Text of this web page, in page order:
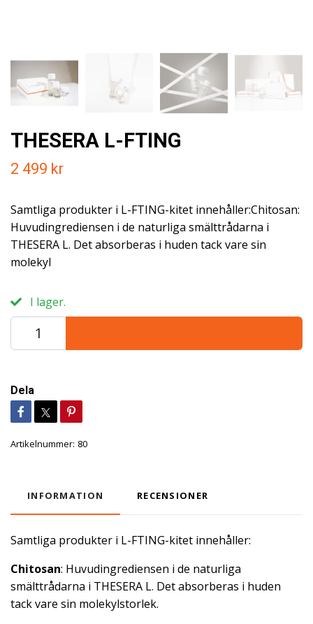
THESERA L-FTING
2 499 kr
Samtliga produkter i L-FTING-kitet innehåller:Chitosan:
Huvudingrediensen i de naturliga smälttrådarna i
THESERA L. Det absorberas i huden tack vare sin
molekyl
I lager.
Dela
Artikelnummer: 80
INFORMATION RECENSIONER
Samtliga produkter i L-FTING-kitet innehåller:
Chitosan: Huvudingrediensen i de naturliga
smälttrådarna i THESERA L. Det absorberas i huden
tack vare sin molekylstorlek.